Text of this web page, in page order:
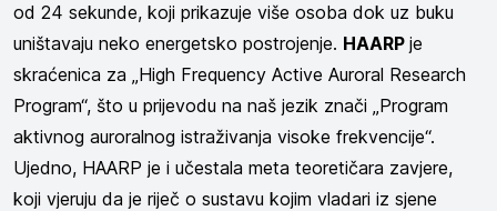
od 24 sekunde, koji prikazuje više osoba dok uz buku
uništavaju neko energetsko postrojenje. HAARP je
skraćenica za „High Frequency Active Auroral Research
Program“, što u prijevodu na naš jezik znači „Program
aktivnog auroralnog istraživanja visoke frekvencije“.
Ujedno, HAARP je i učestala meta teoretičara zavjere,
koji vjeruju da je riječ o sustavu kojim vladari iz sjene